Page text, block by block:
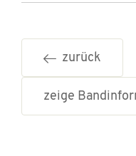
zurück
zeige